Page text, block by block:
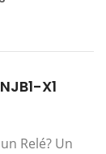
X1
Relé? Un